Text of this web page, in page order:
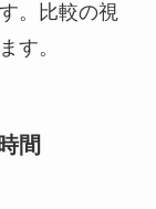
。比較の視
す。
間